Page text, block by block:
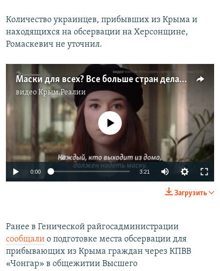
Количество украинцев, прибывших из Крыма и
находящихся на обсервации на Херсонщине,
Ромаскевич не уточнил.
Маски для всех? Все больше стран делают их ношение обязательным (видео)
видеоКрым.Реалии
1080p
No media source currently available
0:00 3:21
270p
1080p
Загрузить
Ранее в Генической райгосадминистрации
сообщали о подготовке места обсервации для
прибывающих из Крыма граждан через КПВВ
«Чонгар» в общежитии Высшего